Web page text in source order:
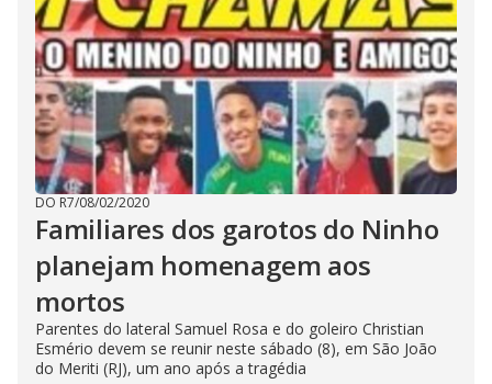
DO R7/08/02/2020
Familiares dos garotos do Ninho
planejam homenagem aos
mortos
Parentes do lateral Samuel Rosa e do goleiro Christian
Esmério devem se reunir neste sábado (8), em São João
do Meriti (RJ), um ano após a tragédia